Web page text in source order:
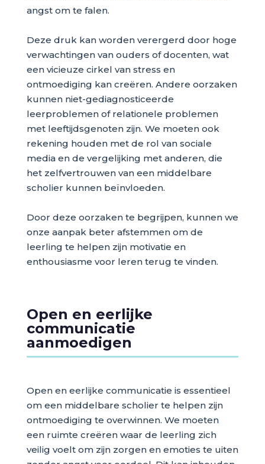
angst om te falen.
Deze druk kan worden verergerd door hoge
verwachtingen van ouders of docenten, wat
een vicieuze cirkel van stress en
ontmoediging kan creëren. Andere oorzaken
kunnen niet-gediagnosticeerde
leerproblemen of relationele problemen
met leeftijdsgenoten zijn. We moeten ook
rekening houden met de rol van sociale
media en de vergelijking met anderen, die
het zelfvertrouwen van een middelbare
scholier kunnen beïnvloeden.
Door deze oorzaken te begrijpen, kunnen we
onze aanpak beter afstemmen om de
leerling te helpen zijn motivatie en
enthousiasme voor leren terug te vinden.
Open en eerlijke
communicatie
aanmoedigen
Open en eerlijke communicatie is essentieel
om een middelbare scholier te helpen zijn
ontmoediging te overwinnen. We moeten
een ruimte creëren waar de leerling zich
veilig voelt om zijn zorgen en emoties te uiten